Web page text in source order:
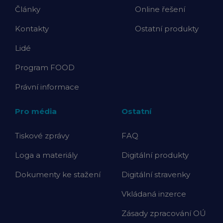
Články
Kontakty
Lidé
Program FOOD
Právní informace
Online řešení
Ostatní produkty
Pro média
Tiskové zprávy
Loga a materiály
Dokumenty ke stažení
Ostatní
FAQ
Digitální produkty
Digitální stravenky
Vkládaná inzerce
Zásady zpracování OÚ